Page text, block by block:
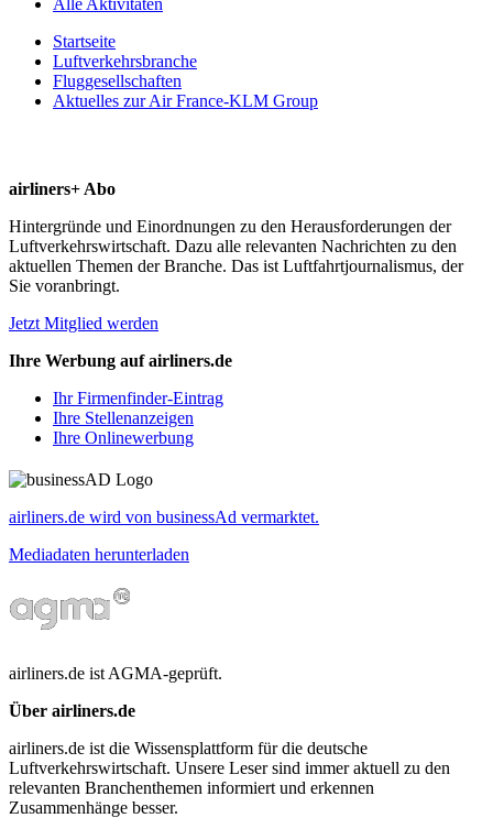
Startseite
Luftverkehrsbranche
Fluggesellschaften
Aktuelles zur Air France-KLM Group
airliners+ Abo
Hintergründe und Einordnungen zu den Herausforderungen der
Luftverkehrswirtschaft. Dazu alle relevanten Nachrichten zu den
aktuellen Themen der Branche. Das ist Luftfahrtjournalismus, der
Sie voranbringt.
Jetzt Mitglied werden
Ihre Werbung auf airliners.de
Ihr Firmenfinder-Eintrag
Ihre Stellenanzeigen
Ihre Onlinewerbung
airliners.de wird von businessAd vermarktet.
Mediadaten herunterladen
airliners.de ist AGMA-geprüft.
Über airliners.de
airliners.de ist die Wissensplattform für die deutsche
Luftverkehrswirtschaft. Unsere Leser sind immer aktuell zu den
relevanten Branchenthemen informiert und erkennen
Zusammenhänge besser.